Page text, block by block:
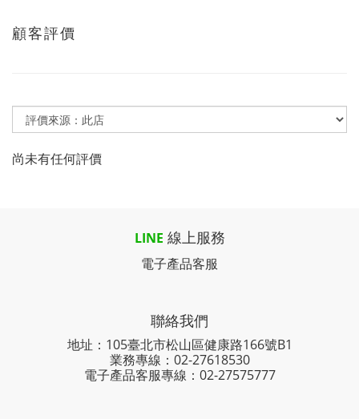
顧客評價
尚未有任何評價
LINE 線上服務
電子產品客服
聯絡我們
地址：105臺北市松山區健康路166號B1
業務專線： 02-27618530
電子產品客服專線：02-27575777